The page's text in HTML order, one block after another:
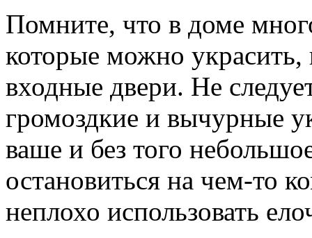
Помните, что в доме
которые можно
входные двери. Не
громоздкие и вычурные
ваше и без того
остановиться на чем-то
неплохо использовать